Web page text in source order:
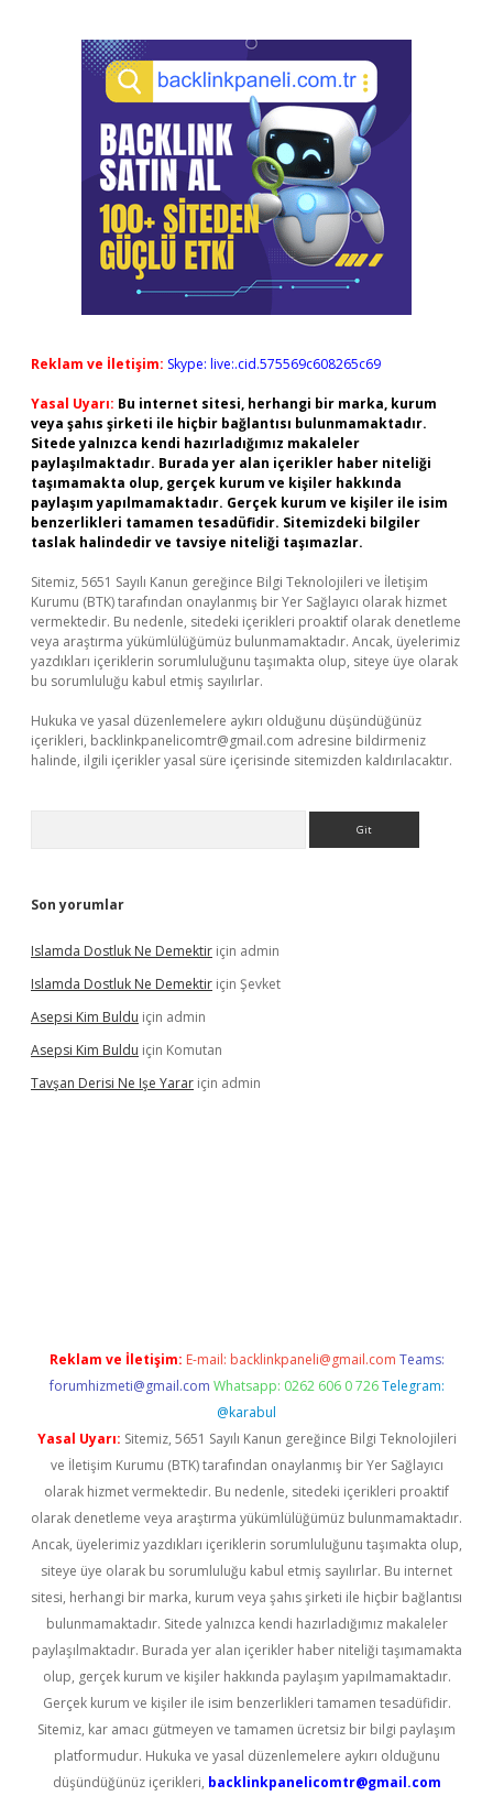
Reklam ve İletişim: Skype: live:.cid.575569c608265c69
Yasal Uyarı: Bu internet sitesi, herhangi bir marka, kurum
veya şahıs şirketi ile hiçbir bağlantısı bulunmamaktadır.
Sitede yalnızca kendi hazırladığımız makaleler
paylaşılmaktadır. Burada yer alan içerikler haber niteliği
taşımamakta olup, gerçek kurum ve kişiler hakkında
paylaşım yapılmamaktadır. Gerçek kurum ve kişiler ile isim
benzerlikleri tamamen tesadüfidir. Sitemizdeki bilgiler
taslak halindedir ve tavsiye niteliği taşımazlar.
Sitemiz, 5651 Sayılı Kanun gereğince Bilgi Teknolojileri ve İletişim
Kurumu (BTK) tarafından onaylanmış bir Yer Sağlayıcı olarak hizmet
vermektedir. Bu nedenle, sitedeki içerikleri proaktif olarak denetleme
veya araştırma yükümlülüğümüz bulunmamaktadır. Ancak, üyelerimiz
yazdıkları içeriklerin sorumluluğunu taşımakta olup, siteye üye olarak
bu sorumluluğu kabul etmiş sayılırlar.
Hukuka ve yasal düzenlemelere aykırı olduğunu düşündüğünüz
içerikleri, backlinkpanelicomtr@gmail.com adresine bildirmeniz
halinde, ilgili içerikler yasal süre içerisinde sitemizden kaldırılacaktır.
Son yorumlar
Islamda Dostluk Ne Demektir için admin
Islamda Dostluk Ne Demektir için Şevket
Asepsi Kim Buldu için admin
Asepsi Kim Buldu için Komutan
Tavşan Derisi Ne Işe Yarar için admin
Reklam ve İletişim: E-mail: backlinkpaneli@gmail.com Teams:
forumhizmeti@gmail.com Whatsapp: 0262 606 0 726 Telegram:
@karabul
Yasal Uyarı: Sitemiz, 5651 Sayılı Kanun gereğince Bilgi Teknolojileri
ve İletişim Kurumu (BTK) tarafından onaylanmış bir Yer Sağlayıcı
olarak hizmet vermektedir. Bu nedenle, sitedeki içerikleri proaktif
olarak denetleme veya araştırma yükümlülüğümüz bulunmamaktadır.
Ancak, üyelerimiz yazdıkları içeriklerin sorumluluğunu taşımakta olup,
siteye üye olarak bu sorumluluğu kabul etmiş sayılırlar. Bu internet
sitesi, herhangi bir marka, kurum veya şahıs şirketi ile hiçbir bağlantısı
bulunmamaktadır. Sitede yalnızca kendi hazırladığımız makaleler
paylaşılmaktadır. Burada yer alan içerikler haber niteliği taşımamakta
olup, gerçek kurum ve kişiler hakkında paylaşım yapılmamaktadır.
Gerçek kurum ve kişiler ile isim benzerlikleri tamamen tesadüfidir.
Sitemiz, kar amacı gütmeyen ve tamamen ücretsiz bir bilgi paylaşım
platformudur. Hukuka ve yasal düzenlemelere aykırı olduğunu
düşündüğünüz içerikleri, backlinkpanelicomtr@gmail.com